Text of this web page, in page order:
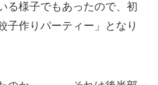
る様子でもあったので、初
子作りパーティー」となり